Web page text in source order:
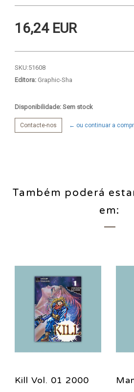
16,24 EUR
SKU:51608
Editora: Graphic-Sha
Disponibilidade: Sem stock
Contacte-nos ← ou continuar a
Também poderá
em:
Kill Vol. 01 2000